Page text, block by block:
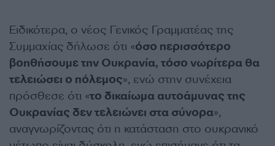
Ειδικότερα, ο νέος Γενικός Γραμματέας της
Συμμαχίας δήλωσε ότι «όσο περισσότερο
βοηθήσουμε την Ουκρανία, τόσο νωρίτερα θα
τελειώσει ο πόλεμος», ενώ στην συνέχεια
πρόσθεσε ότι «το δικαίωμα αυτοάμυνας της
Ουκρανίας δεν τελειώνει στα σύνορα»,
αναγνωρίζοντας ότι η κατάσταση στο ουκρανικό